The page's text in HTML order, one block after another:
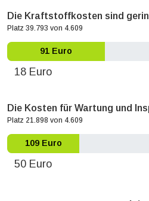
Die Kraftstoffkosten sind
Platz 39.793 von 4.609
91 Euro
18 Euro
Die Kosten für Wartung und
Platz 21.898 von 4.609
109 Euro
50 Euro